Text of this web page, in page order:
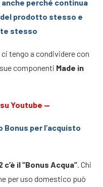
perché continua
prodotto stesso e
stesso
tengo a condividere con
componenti Made in
Youtube —
Bonus per l’acquisto
il “Bonus Acqua” . Chi
per uso domestico può